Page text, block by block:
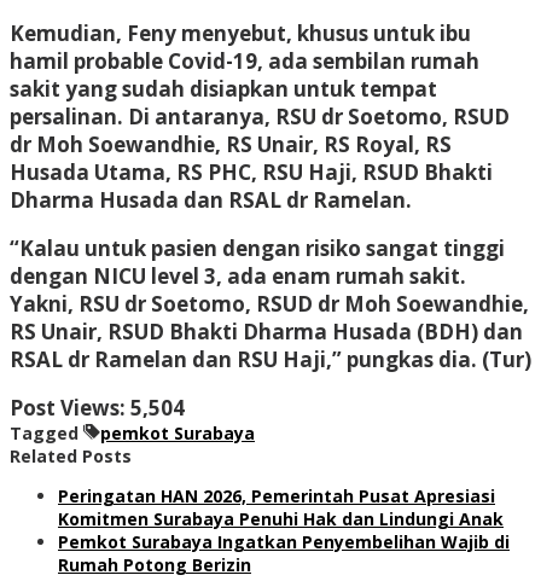
Kemudian, Feny menyebut, khusus untuk ibu
hamil probable Covid-19, ada sembilan rumah
sakit yang sudah disiapkan untuk tempat
persalinan. Di antaranya, RSU dr Soetomo, RSUD
dr Moh Soewandhie, RS Unair, RS Royal, RS
Husada Utama, RS PHC, RSU Haji, RSUD Bhakti
Dharma Husada dan RSAL dr Ramelan.
“Kalau untuk pasien dengan risiko sangat tinggi
dengan NICU level 3, ada enam rumah sakit.
Yakni, RSU dr Soetomo, RSUD dr Moh Soewandhie,
RS Unair, RSUD Bhakti Dharma Husada (BDH) dan
RSAL dr Ramelan dan RSU Haji,” pungkas dia. (Tur)
Post Views: 5,504
Tagged
pemkot Surabaya
Related Posts
Peringatan HAN 2026, Pemerintah Pusat Apresiasi
Komitmen Surabaya Penuhi Hak dan Lindungi Anak
Pemkot Surabaya Ingatkan Penyembelihan Wajib di
Rumah Potong Berizin